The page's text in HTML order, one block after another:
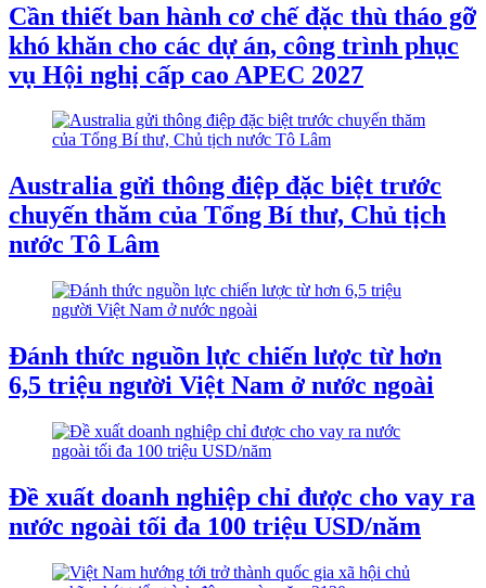
Cần thiết ban hành cơ chế đặc thù tháo gỡ
khó khăn cho các dự án, công trình phục
vụ Hội nghị cấp cao APEC 2027
Australia gửi thông điệp đặc biệt trước
chuyến thăm của Tổng Bí thư, Chủ tịch
nước Tô Lâm
Đánh thức nguồn lực chiến lược từ hơn
6,5 triệu người Việt Nam ở nước ngoài
Đề xuất doanh nghiệp chỉ được cho vay ra
nước ngoài tối đa 100 triệu USD/năm